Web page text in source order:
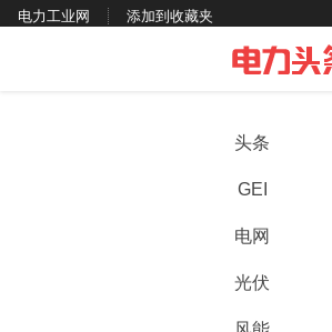
电力工业网 添加到收藏夹
头条
GEI
电网
光伏